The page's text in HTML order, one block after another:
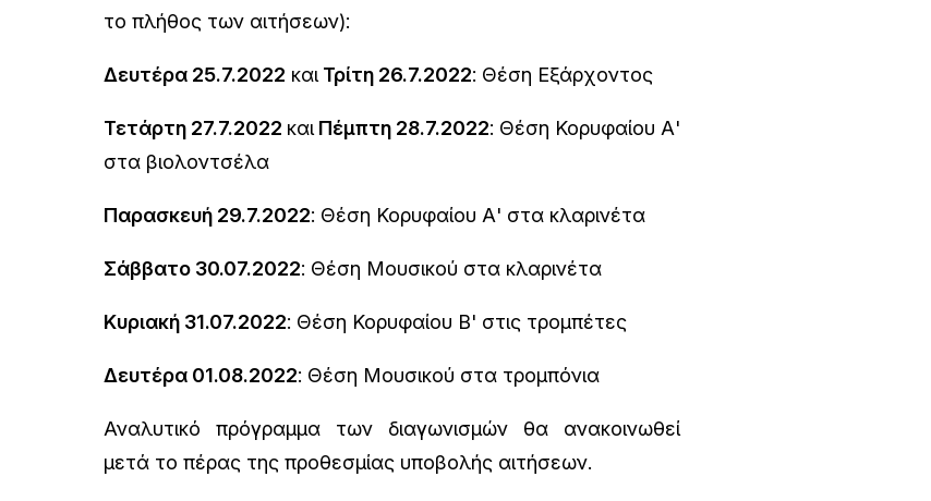
το πλήθος των αιτήσεων):
Δευτέρα 25.7.2022 καιΤρίτη 26.7.2022: Θέση Εξάρχοντος
Τετάρτη 27.7.2022 καιΠέμπτη 28.7.2022: Θέση Κορυφαίου Α'
στα βιολοντσέλα
Παρασκευή 29.7.2022: Θέση Κορυφαίου Α' στα κλαρινέτα
Σάββατο 30.07.2022: Θέση Μουσικού στα κλαρινέτα
Κυριακή 31.07.2022: Θέση Κορυφαίου Β' στις τρομπέτες
Δευτέρα 01.08.2022: Θέση Μουσικού στα τρομπόνια
Αναλυτικό πρόγραμμα των διαγωνισμών θα ανακοινωθεί
μετά το πέρας της προθεσμίας υποβολής αιτήσεων.